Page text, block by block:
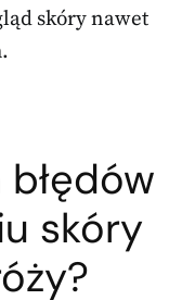
skóry nawet
skóry